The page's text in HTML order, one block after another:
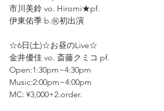
市川美鈴 vo. Hiromi★pf.
伊東佑季 b.㊗️初出演
☆6日(土)☆お昼のLive☆
金井優佳 vo. 斎藤クミコ pf.
Open:1:30pm~4:30pm
Music:2:00pm~4:00pm
MC: ¥3,000+2.order.